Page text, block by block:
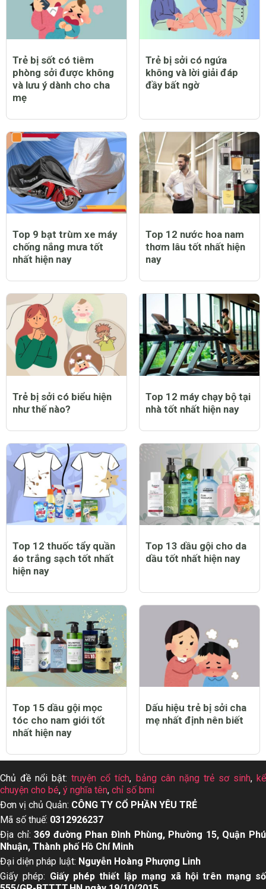
Trẻ bị sốt có tiêm
phòng sởi được không
và lưu ý dành cho cha
mẹ
Trẻ bị sởi có ngứa
không và lời giải đáp
đầy bất ngờ
Top 9 bạt trùm xe máy
chống nắng mưa tốt
nhất hiện nay
Top 12 nước hoa nam
thơm lâu tốt nhất hiện
nay
Trẻ bị sởi có biểu hiện
như thế nào?
Top 12 máy chạy bộ tại
nhà tốt nhất hiện nay
Top 12 thuốc tẩy quần
áo trắng sạch tốt nhất
hiện nay
Top 13 dầu gội cho da
dầu tốt nhất hiện nay
Top 15 dầu gội mọc
tóc cho nam giới tốt
nhất hiện nay
Dấu hiệu trẻ bị sởi cha
mẹ nhất định nên biết
Chủ đề nổi bật:truyện cổ tích, bảng cân nặng trẻ sơ sinh, kể
chuyện cho bé, ý nghĩa tên, chỉ số bmi
Đơn vị chủ Quản: CÔNG TY CỔ PHẦN YÊU TRẺ
Mã số thuế: 0312926237
Địa chỉ:369 đường Phan Đình Phùng, Phường 15, Quận Phú
Nhuận, Thành phố Hồ Chí Minh
Đại diện pháp luật: Nguyễn Hoàng Phượng Linh
Giấy phép: Giấy phép thiết lập mạng xã hội trên mạng số